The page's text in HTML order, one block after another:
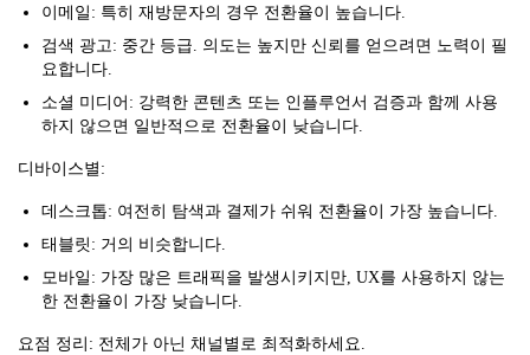
이메일: 특히 재방문자의 경우 전환율이 높습니다.
검색 광고: 중간 등급. 의도는 높지만 신뢰를 얻으려면 노력이 필
요합니다.
소셜 미디어: 강력한 콘텐츠 또는 인플루언서 검증과 함께 사용
하지 않으면 일반적으로 전환율이 낮습니다.
디바이스별:
데스크톱: 여전히 탐색과 결제가 쉬워 전환율이 가장 높습니다.
태블릿: 거의 비슷합니다.
모바일: 가장 많은 트래픽을 발생시키지만, UX를 사용하지 않는
한 전환율이 가장 낮습니다.
요점 정리: 전체가 아닌 채널별로 최적화하세요.